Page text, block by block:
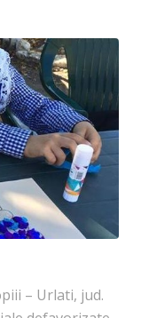
– Urlati, jud.